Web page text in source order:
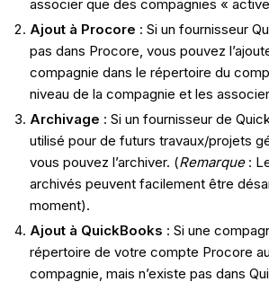
associer que des compagnies «
Ajout à Procore : Si un fournisseur
pas dans Procore, vous pouvez
compagnie dans le répertoire du
niveau de la compagnie et les
Archivage : Si un fournisseur de
utilisé pour de futurs travaux/projets
vous pouvez l’archiver. (Remarque:
archivés peuvent facilement être
moment).
Ajout à QuickBooks : Si une
répertoire de votre compte Procore
compagnie, mais n’existe pas dans